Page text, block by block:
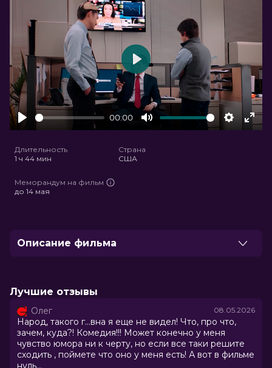
Play
00:00
Mute Settings
Play
Длительность
1 ч 44 мин
Страна
США
Меморандум на фильм
до 14 мая
Описание фильма
Однажды он решает, что теперь кофе будут носить
обогащения и устранения конкурентов.
Оценка 5.0/ 10 (769 голосов)
4.2/ 10 (263 голоса)
Лучшие отзывы
Олег 08.05.2026
Народ, такого г...вна я еще не видел! Что, про что,
зачем, куда?! Комедия!!! Может конечно у меня
чувство юмора ни к черту, но если все таки решите
сходить , поймете что оно у меня есть! А вот в фильме
нуль...